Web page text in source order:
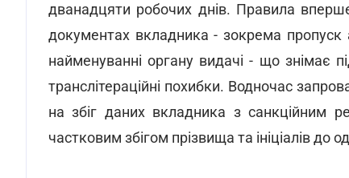
дванадцяти робочих днів. Правила
документах вкладника - зокрема пропуск
найменуванні органу видачі - що знімає
транслітераційні похибки. Водночас
на збіг даних вкладника з санкційним
частковим збігом прізвища та ініціалів до